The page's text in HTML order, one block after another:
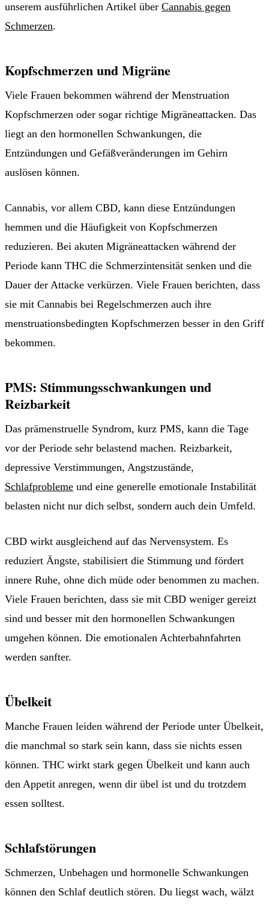
unserem ausführlichen Artikel über Cannabis gegen
Schmerzen.
Kopfschmerzen und Migräne
Viele Frauen bekommen während der Menstruation
Kopfschmerzen oder sogar richtige Migräneattacken. Das
liegt an den hormonellen Schwankungen, die
Entzündungen und Gefäßveränderungen im Gehirn
auslösen können.
Cannabis, vor allem CBD, kann diese Entzündungen
hemmen und die Häufigkeit von Kopfschmerzen
reduzieren. Bei akuten Migräneattacken während der
Periode kann THC die Schmerzintensität senken und die
Dauer der Attacke verkürzen. Viele Frauen berichten, dass
sie mit Cannabis bei Regelschmerzen auch ihre
menstruationsbedingten Kopfschmerzen besser in den Griff
bekommen.
PMS: Stimmungsschwankungen und
Reizbarkeit
Das prämenstruelle Syndrom, kurz PMS, kann die Tage
vor der Periode sehr belastend machen. Reizbarkeit,
depressive Verstimmungen, Angstzustände,
Schlafprobleme und eine generelle emotionale Instabilität
belasten nicht nur dich selbst, sondern auch dein Umfeld.
CBD wirkt ausgleichend auf das Nervensystem. Es
reduziert Ängste, stabilisiert die Stimmung und fördert
innere Ruhe, ohne dich müde oder benommen zu machen.
Viele Frauen berichten, dass sie mit CBD weniger gereizt
sind und besser mit den hormonellen Schwankungen
umgehen können. Die emotionalen Achterbahnfahrten
werden sanfter.
Übelkeit
Manche Frauen leiden während der Periode unter Übelkeit,
die manchmal so stark sein kann, dass sie nichts essen
können. THC wirkt stark gegen Übelkeit und kann auch
den Appetit anregen, wenn dir übel ist und du trotzdem
essen solltest.
Schlafstörungen
Schmerzen, Unbehagen und hormonelle Schwankungen
können den Schlaf deutlich stören. Du liegst wach, wälzt